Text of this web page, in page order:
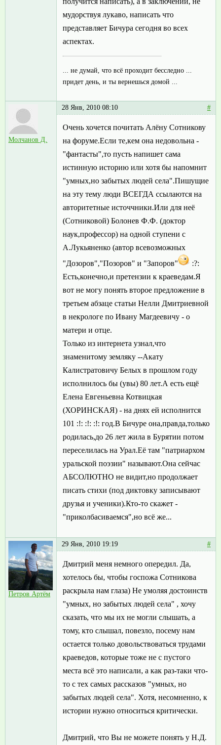
мудорствуя лукаво, написать что
представляет Бичура сегодня во всех
аспектах.
... не думай, что всё проходит бесследно ...
придет день, и ты вернешься домой ...
Молчанов Д.
28 Янв, 2010 08:10 #
Очень хочется почитать Алёну Сотникову
на форуме.Если те,кем она недовольна -
"фантасты",то пусть напишет сама
истинную историю или хотя бы напомнит
"умных,но забытых людей села".Пишущие
на эту тему люди ВСЕГДА ссылаются на
авторитетные источчники.Или для неё
(Сотниковой) Болонев Ф.Ф. (доктор
наук,профессор) на одной ступени с
А.Лукьяненко (автор всевозможных
"Дозоров","Позоров" и "Запоров"
:?:
Есть,конечно,и претензии к краеведам.Я
вот не могу понять второе предложение в
третьем абзаце статьи Нелли Дмитриевной
в некрологе по Ивану Магдеевичу - о
матери и отце.
Только из интернета узнал,что
знаменитому земляку --Акату
Калистратовичу Белых в прошлом году
исполнилось бы (увы) 80 лет.А есть ещё
Елена Евгеньевна Котвицкая
(ХОРИНСКАЯ) - на днях ей исполнится
101 :!: :!: :!: год.В Бичуре она,правда,только
родилась,до 26 лет жила в Бурятии потом
переселилась на Урал.Её там "патриархом
уральской поэзии" называют.Она сейчас
АБСОЛЮТНО не видит,но продолжает
писать стихи (под диктовку записывают
друзья и ученики).Кто-то скажет -
"приколбасиваемся",но всё же...
Петров Артём
29 Янв, 2010 19:19 #
Дмитрий меня немного опередил. Да,
хотелось бы, чтобы госпожа Сотникова
раскрыла нам глаза) Не умоляя достоинств
"умных, но забытых людей села" , хочу
сказать, что мы их не могли слышать, а
тому, кто слышал, повезло, посему нам
остается только довольствоваться трудами
краеведов, которые тоже не с пустого
места всё это написали, а как раз-таки что-
то с тех самых рассказов "умных, но
забытых людей села". Хотя, несомненно, к
истории нужно относиться критически.
Дмитрий, что Вы не можете понять у Н.Д.